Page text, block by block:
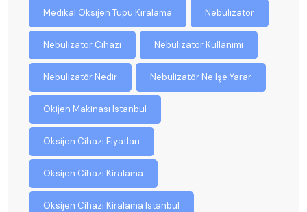
Medikal Oksijen Tüpü Kiralama Nebulizatör
Nebulizatör Cihazı Nebulizatör Kullanımı
Nebulizatör Nedir Nebulizatör Ne Işe Yarar
Okijen Makinası Istanbul
Oksijen Cihazı Fiyatları
Oksijen Cihazı Kiralama
Oksijen Cihazı Kiralama Istanbul